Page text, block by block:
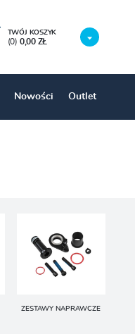
TWÓJ KOSZYK
(0) 0,00 ZŁ
Nowości Outlet
ZESTAWY NAPRAWCZE